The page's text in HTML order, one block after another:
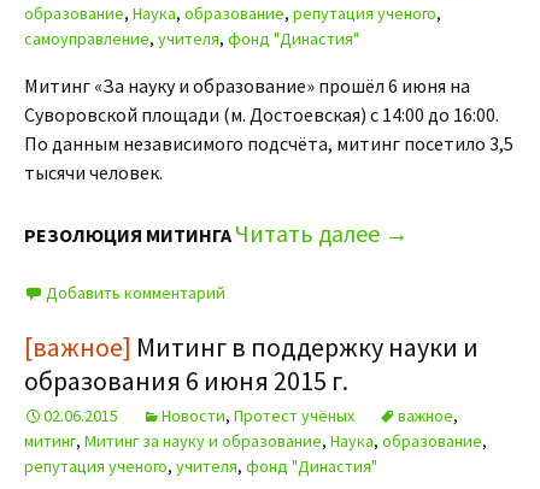
образование, Наука, образование, репутация ученого,
самоуправление, учителя, фонд "Династия"
Митинг «За науку и образование» прошёл 6 июня на
Суворовской площади (м. Достоевская) с 14:00 до 16:00.
По данным независимого подсчёта, митинг посетило 3,5
тысячи человек.
РЕЗОЛЮЦИЯ МИТИНГА Читать далее →
Добавить комментарий
[важное] Митинг в поддержку науки и
образования 6 июня 2015 г.
02.06.2015 Новости, Протест учёных важное,
митинг, Митинг за науку и образование, Наука, образование,
репутация ученого, учителя, фонд "Династия"